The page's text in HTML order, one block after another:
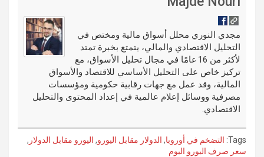
o
k
t
t
bl
r
n
er
مجدي النوري محلل أسواق مالية ومختص في
التحليل الاقتصادي والمالي، يتمتع بخبرة تمتد
لأكثر من 16 عامًا في مجال تحليل الأسواق، مع
تركيز خاص على التحليل الأساسي للاقتصاد والأسواق
المالية، وقد عمل مع جهات رقابية حكومية ومؤسسات
مصرفية ووسائل إعلام عالمية في إعداد المحتوى والتحليل
الاقتصادي.
Tags: التضخم في أوروبا, الدولار مقابل اليورو, اليورو مقابل الدولار ,
سعر صرف اليورو اليوم